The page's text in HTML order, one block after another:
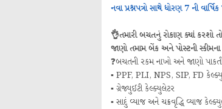
નવા પ્રશ્નપત્રો સાથે ધોરણ 7 ની
👌તમારી બચતનું રોકાણ ક્યાં કરશો
જાણો તમામ બેંક અને પોસ્ટની
❓બચતની રકમ નાખો અને જાણો
▪️ PPF, PLI, NPS, SIP, FD
▪️ ગ્રેજ્યુઈટી કેલ્ક્યુલેટર
▪️ સાદું વ્યાજ અને ચક્રવૃદ્ધિ વ્યાજ